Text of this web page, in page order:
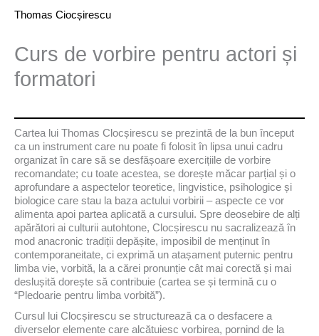
Thomas Ciocșirescu
Curs de vorbire pentru actori și
formatori
Cartea lui Thomas Clocșirescu se prezintă de la bun început
ca un instrument care nu poate fi folosit în lipsa unui cadru
organizat în care să se desfășoare exercițiile de vorbire
recomandate; cu toate acestea, se dorește măcar parțial și o
aprofundare a aspectelor teoretice, lingvistice, psihologice și
biologice care stau la baza actului vorbirii – aspecte ce vor
alimenta apoi partea aplicată a cursului. Spre deosebire de alți
apărători ai culturii autohtone, Clocșirescu nu sacralizează în
mod anacronic tradiții depășite, imposibil de menținut în
contemporaneitate, ci exprimă un atașament puternic pentru
limba vie, vorbită, la a cărei pronunție cât mai corectă și mai
deslușită dorește să contribuie (cartea se și termină cu o
“Pledoarie pentru limba vorbită”).
Cursul lui Clocșirescu se structurează ca o desfacere a
diverselor elemente care alcătuiesc vorbirea, pornind de la